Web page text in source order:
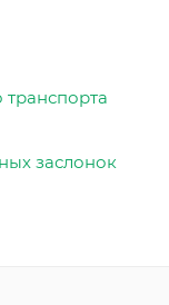
заслонок